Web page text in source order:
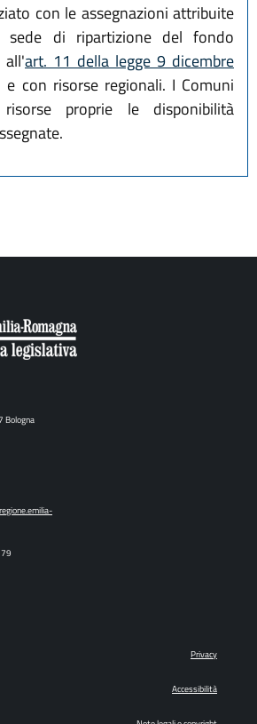
con le assegnazioni attribuite
sede di ripartizione del fondo
all'art. 11 della legge 9 dicembre
e con risorse regionali. I Comuni
proprie le disponibilità
Bologna
Privacy
Accessibilità